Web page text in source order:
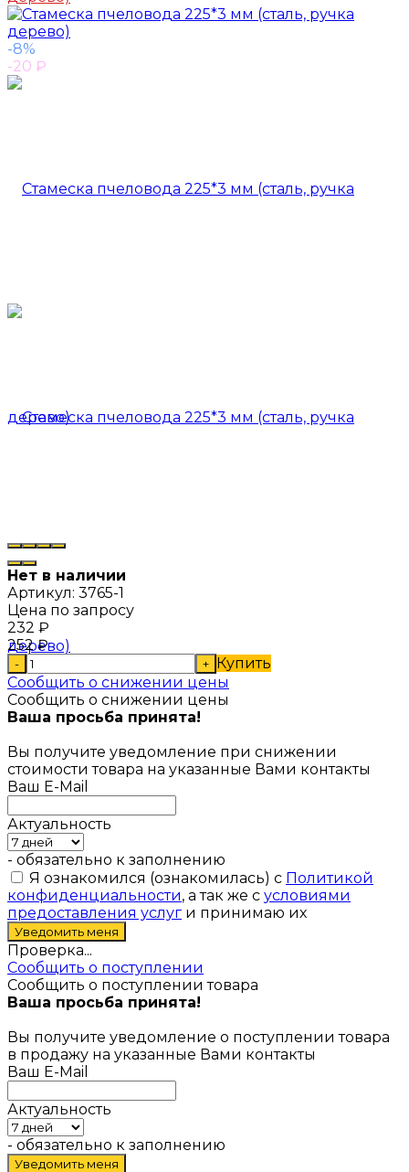
-8%
-20 ₽
Нет в наличии
Артикул: 3765-1
Цена по запросу
232 ₽
252₽
- + Купить
Сообщить о снижении цены
Сообщить о снижении цены
Ваша просьба принята!
Вы получите уведомление при снижении
стоимости товара на указанные Вами контакты
Ваш E-Mail
Актуальность
- обязательно к заполнению
Я ознакомился (ознакомилась) с Политикой
конфиденциальности, а так же с условиями
предоставления услуг и принимаю их
Проверка...
Сообщить о поступлении
Сообщить о поступлении товара
Ваша просьба принята!
Вы получите уведомление о поступлении товара
в продажу на указанные Вами контакты
Ваш E-Mail
Актуальность
- обязательно к заполнению